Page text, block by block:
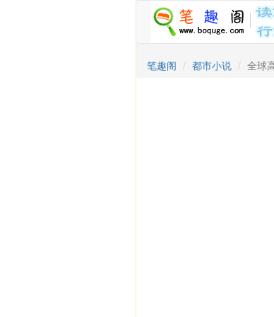
笔趣阁 都市小说 全球